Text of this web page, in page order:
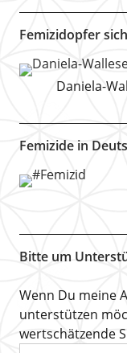
Femizidopfer
Daniela-
Femizide in
Bitte um
Wenn Du meine
unterstützen
wertschätzende